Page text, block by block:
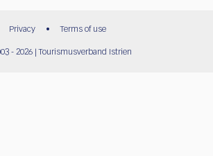
Privacy • Terms of use
- 2026 | Tourismusverband Istrien